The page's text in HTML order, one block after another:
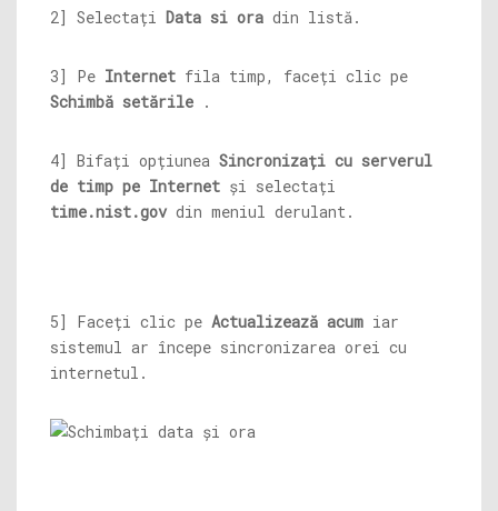
2] Selectați Data si ora din listă.
3] Pe Internet fila timp, faceți clic pe
Schimbă setările .
4] Bifați opțiunea Sincronizați cu serverul
de timp pe Internet și selectați
time.nist.gov din meniul derulant.
5] Faceți clic pe Actualizează acum iar
sistemul ar începe sincronizarea orei cu
internetul.